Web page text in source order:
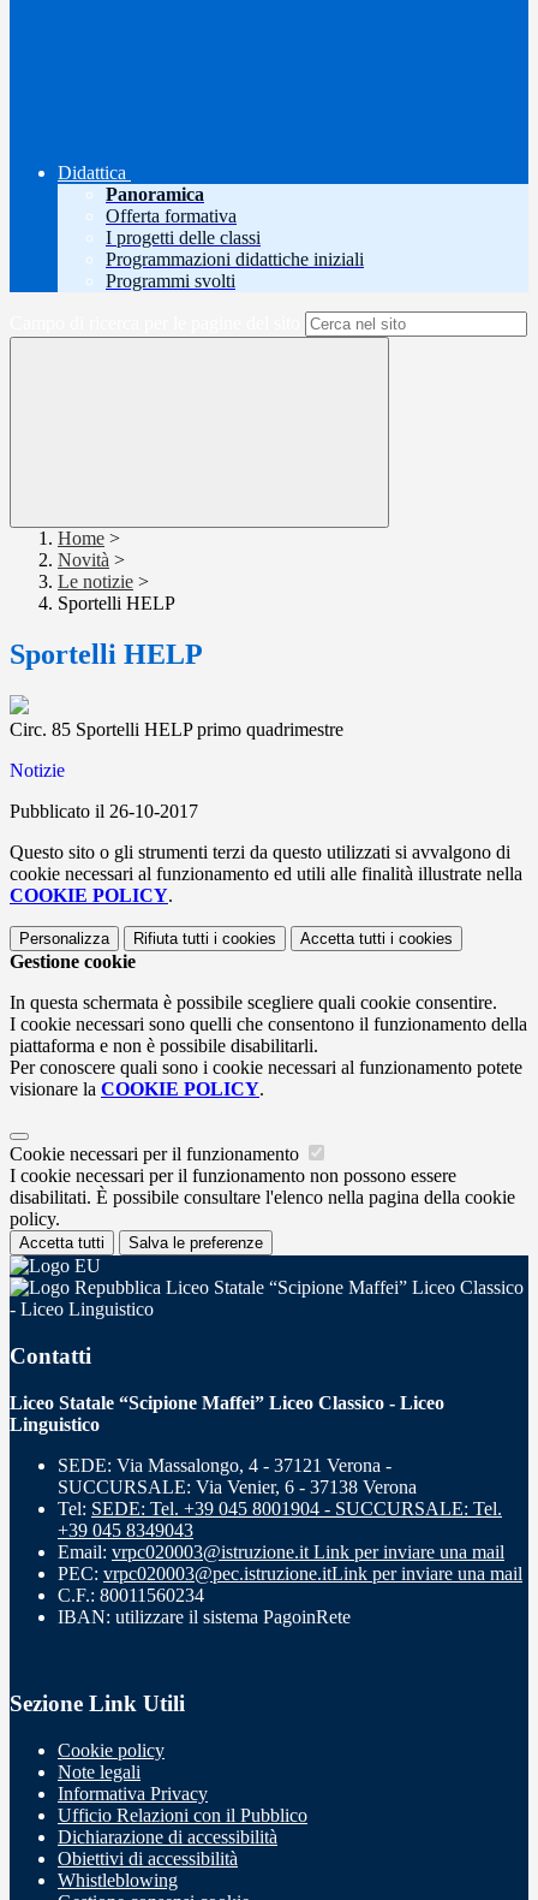
Didattica
Panoramica
Offerta formativa
I progetti delle classi
Programmazioni didattiche iniziali
Programmi svolti
Home >
Novità >
Le notizie >
Sportelli HELP
Sportelli HELP
Circ. 85 Sportelli HELP primo quadrimestre
Notizie
Pubblicato il 26-10-2017
Questo sito o gli strumenti terzi da questo utilizzati si avvalgono di
cookie necessari al funzionamento ed utili alle finalità illustrate nella
COOKIE POLICY.
Personalizza Rifiuta tutti i cookies Accetta tutti i cookies
Gestione cookie
In questa schermata è possibile scegliere quali cookie consentire.
I cookie necessari sono quelli che consentono il funzionamento della
piattaforma e non è possibile disabilitarli.
Per conoscere quali sono i cookie necessari al funzionamento potete
visionare la COOKIE POLICY.
Cookie necessari per il funzionamento
I cookie necessari per il funzionamento non possono essere
disabilitati. È possibile consultare l'elenco nella pagina della cookie
policy.
Accetta tutti Salva le preferenze
Liceo Statale “Scipione Maffei” Liceo Classico
- Liceo Linguistico
Contatti
Liceo Statale “Scipione Maffei” Liceo Classico - Liceo
Linguistico
SEDE: Via Massalongo, 4 - 37121 Verona -
SUCCURSALE: Via Venier, 6 - 37138 Verona
Tel: SEDE: Tel. +39 045 8001904 - SUCCURSALE: Tel.
+39 045 8349043
Email: vrpc020003@istruzione.it Link per inviare una mail
PEC: vrpc020003@pec.istruzione.itLink per inviare una mail
C.F.: 80011560234
IBAN: utilizzare il sistema PagoinRete
Sezione Link Utili
Cookie policy
Note legali
Informativa Privacy
Ufficio Relazioni con il Pubblico
Dichiarazione di accessibilità
Obiettivi di accessibilità
Whistleblowing